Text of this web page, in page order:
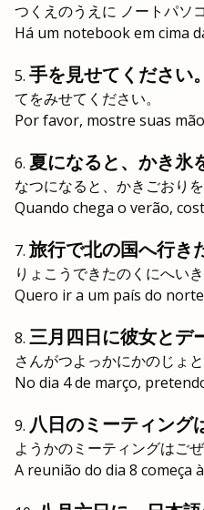
つくえのうえに ノートパソ
Há um notebook em cima
手を見せてください。
てをみせてください。
Por favor, mostre suas
夏になると、かき氷
なつになると、かきごおりを
Quando chega o verão,
旅行で北の国へ行き
りょこうできたのくにへいき
Quero ir a um país do
三月四日に彼女とデ
さんがつよっかにかのじょ
No dia 4 de março,
八日のミーティング
ようかのミーティングはご
A reunião do dia 8 começa